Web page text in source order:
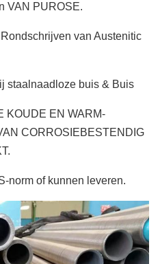
VAN PUROSE.
van Austenitic
staalnaadloze buis & Buis
KOUDE EN WARM-
CORROSIEBESTENDIG
norm of kunnen leveren.